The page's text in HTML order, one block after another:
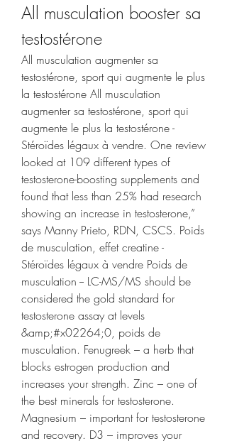
All musculation booster sa
testostérone
All musculation augmenter sa
testostérone, sport qui augmente le plus
la testostérone All musculation
augmenter sa testostérone, sport qui
augmente le plus la testostérone -
Stéroïdes légaux à vendre. One review
looked at 109 different types of
testosterone-boosting supplements and
found that less than 25% had research
showing an increase in testosterone,”
says Manny Prieto, RDN, CSCS. Poids
de musculation, effet creatine -
Stéroïdes légaux à vendre Poids de
musculation -- LC-MS/MS should be
considered the gold standard for
testosterone assay at levels
&amp;#x02264;0, poids de
musculation. Fenugreek – a herb that
blocks estrogen production and
increases your strength. Zinc – one of
the best minerals for testosterone.
Magnesium – important for testosterone
and recovery. D3 – improves your